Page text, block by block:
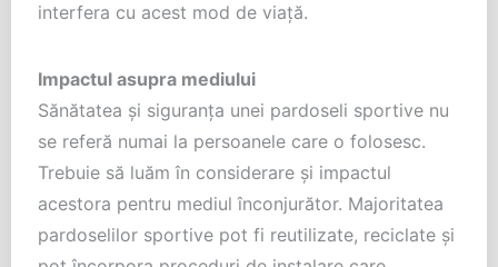
interfera cu acest mod de viață.
Impactul asupra mediului
Sănătatea și siguranța unei pardoseli sportive nu
se referă numai la persoanele care o folosesc.
Trebuie să luăm în considerare și impactul
acestora pentru mediul înconjurător. Majoritatea
pardoselilor sportive pot fi reutilizate, reciclate și